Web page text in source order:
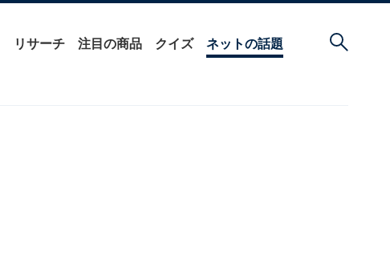
リサーチ 注目の商品 クイズ ネットの話題